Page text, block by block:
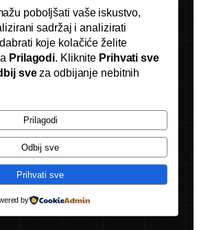
poboljšati vaše iskustvo,
sadržaj i analizirati
koje kolačiće želite
Prilagodi. Kliknite Prihvati sve
sveza odbijanje nebitnih
Prilagodi
Odbij sve
Prihvati sve
by